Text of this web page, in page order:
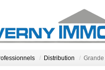
Distribution Grande